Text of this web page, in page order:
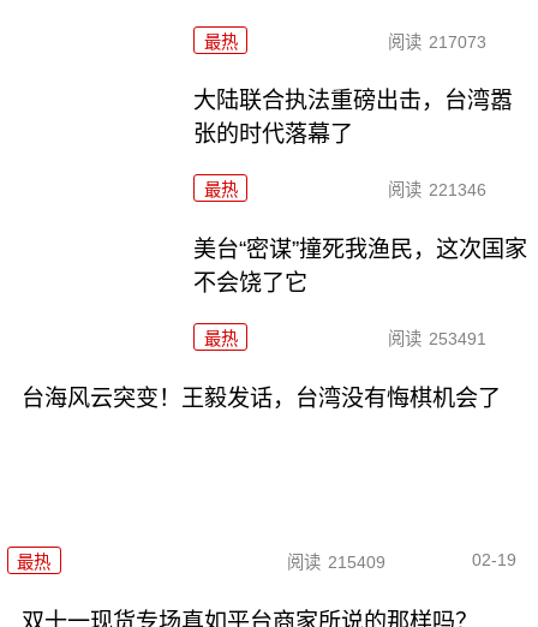
最热 阅读 217073
大陆联合执法重磅出击，台湾嚣
张的时代落幕了
最热 阅读 221346
美台“密谋”撞死我渔民，这次国家
不会饶了它
最热 阅读 253491
台海风云突变！王毅发话，台湾没有悔棋机会了
最热 阅读 215409 02-19
双十一现货专场真如平台商家所说的那样吗？